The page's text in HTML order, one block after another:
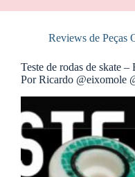
Reviews de Peças
Teste de rodas de skate
Por Ricardo @eixomole